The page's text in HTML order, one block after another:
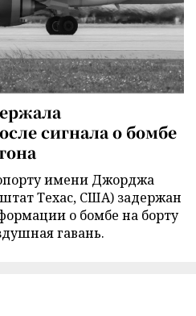
сигнала о бомбе
имени Джорджа
Техас, США) задержан
о бомбе на борту
гавань.